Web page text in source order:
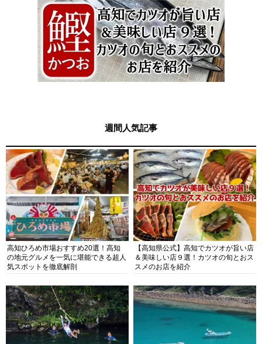
週間人気記事
高知ひろめ市場おすすめ20選！高知
の地元グルメを一気に堪能できる超人
気スポットを徹底解剖
【高知県公式】高知でカツオが旨い店
＆美味しい店９選！カツオの旬とおス
スメのお店を紹介